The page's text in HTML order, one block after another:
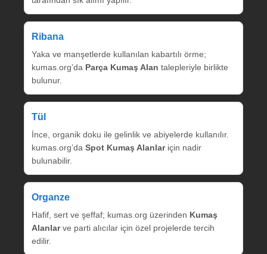
Ribana
Yaka ve manşetlerde kullanılan kabartılı örme;
kumas.org’da Parça Kumaş Alan talepleriyle birlikte
bulunur.
Tül
İnce, organik doku ile gelinlik ve abiyelerde kullanılır.
kumas.org’da Spot Kumaş Alanlariçin nadir
bulunabilir.
Organze
Hafif, sert ve şeffaf; kumas.org üzerinden Kumaş
Alanlarve parti alıcılar için özel projelerde tercih
edilir.